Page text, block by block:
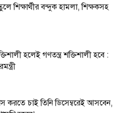
শিক্ষার্থীর বন্দুক হামলা, শিক্ষকসহ
হলেই গণতন্ত্র শক্তিশালী হবে :
করতে চাই তিনি ডিসেম্বরেই আসবেন,